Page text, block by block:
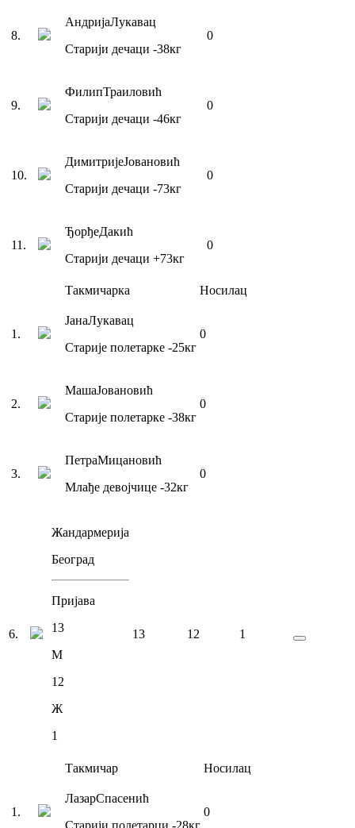
8.
АндријаЛукавац
Старији дечаци -38кг
0
9.
ФилипТраиловић
Старији дечаци -46кг
0
10.
ДимитријеЈовановић
Старији дечаци -73кг
0
11 .
ЂорђеДакић
Старији дечаци +73кг
0
Такмичарка Носилац
1 .
ЈанаЛукавац
Старије полетарке -25кг
0
2.
МашаЈовановић
Старије полетарке -38кг
0
3.
ПетраМицановић
Млађе девојчице -32кг
0
6.
Жандармерија
Београд
Пријава
13
М
12
Ж
1
13 12 1
Такмичар Носилац
1 .
ЛазарСпасенић
Старији полетарци -28кг
0